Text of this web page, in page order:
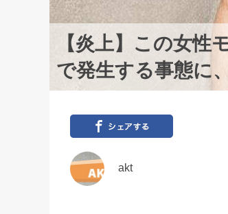
【炎上】この女性
で発生する事態に
akt